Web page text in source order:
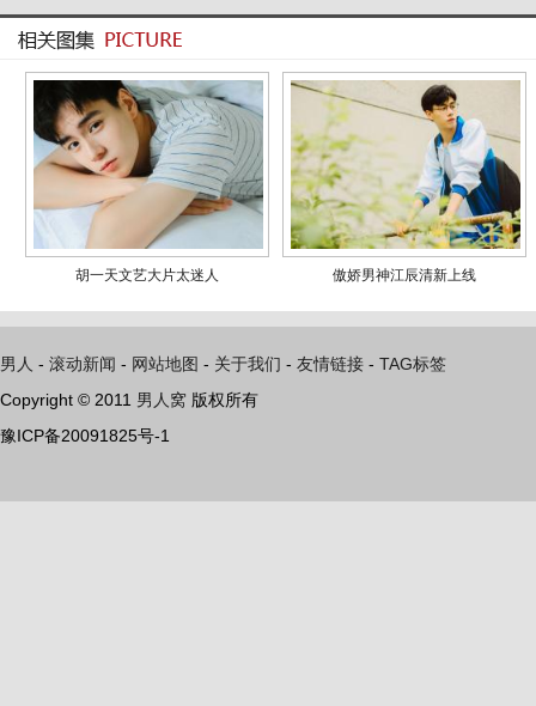
胡一天文艺大片太迷人 傲娇男神江辰清新上线
男人 - 滚动新闻 - 网站地图 - 关于我们 - 友情链接 - TAG标签
Copyright © 2011 男人窝 版权所有
豫ICP备20091825号-1